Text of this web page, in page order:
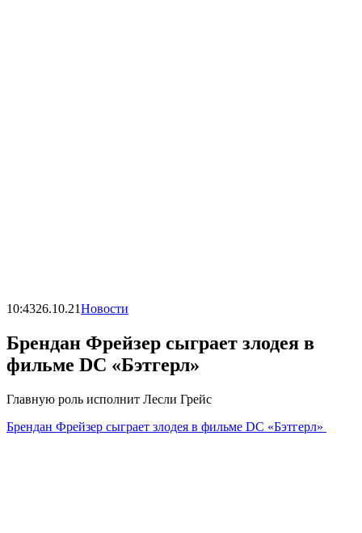
10:4326.10.21Новости
Брендан Фрейзер сыграет злодея в
фильме DC «Бэтгерл»
Главную роль исполнит Лесли Грейс
Брендан Фрейзер сыграет злодея в фильме DC «Бэтгерл»